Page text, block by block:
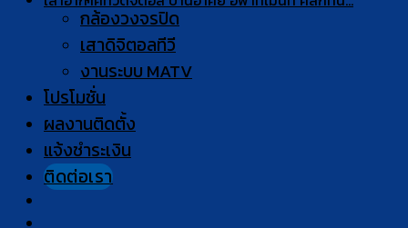
กล้องวงจรปิด
เสาดิจิตอลทีวี
งานระบบ MATV
โปรโมชั่น
ผลงานติดตั้ง
แจ้งชำระเงิน
ติดต่อเรา